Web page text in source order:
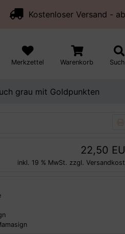
Kostenloser Versand -
Merkzettel Warenkorb
grau mit Goldpunkten
22,50
inkl. 19 % MwSt. zzgl.